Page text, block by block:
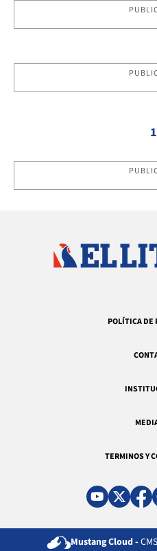
1
POLÍTICA DE
TERMINOS Y
Mustang Cloud -